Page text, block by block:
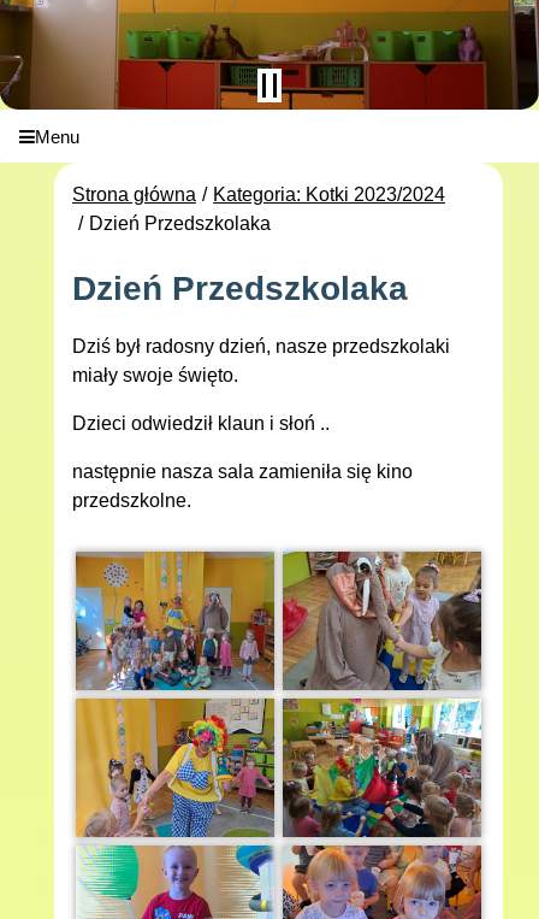
Menu
Strona główna
Kategoria: Kotki 2023/2024
Dzień Przedszkolaka
Dzień Przedszkolaka
Dziś był radosny dzień, nasze przedszkolaki
miały swoje święto.
Dzieci odwiedził klaun i słoń ..
następnie nasza sala zamieniła się kino
przedszkolne.